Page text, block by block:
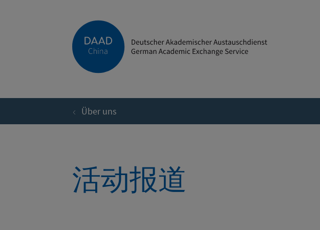
Über uns
活动报道